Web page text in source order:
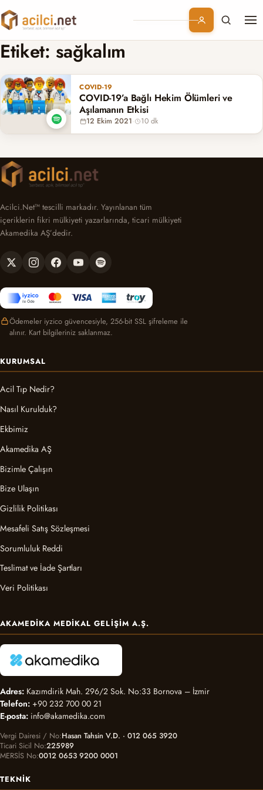
Branşlar
Konular
Kurumsal
Etiket: sağkalım
COVID-19
COVID-19’a Bağlı Hekim Ölümleri ve
Aşılamanın Etkisi
12 Ekim 2021· 10 dk
Acilci.Net™ tescilli markadır. Yayınlanan tüm
içeriklerin fikri mülkiyeti yazarlarında, ticari mülkiyeti
Akamedika AŞ’dedir.
Ödemeler iyzico güvencesiyle, 256-bit SSL şifreleme ile
alınır. Kart bilgileriniz saklanmaz.
KURUMSAL
Acil Tıp Nedir?
Nasıl Kurulduk?
Ekbimiz
Akamedika AŞ
Bizimle Çalışın
Bize Ulaşın
Gizlilik Politikası
Mesafeli Satış Sözleşmesi
Sorumluluk Reddi
Teslimat ve İade Şartları
Veri Politikası
AKAMEDIKA MEDIKAL GELIŞIM A.Ş.
Adres: Kazımdirik Mah. 296/2 Sok. No:33 Bornova – İzmir
Telefon: +90 232 700 00 21
E-posta: info@akamedika.com
Vergi Dairesi / No Hasan Tahsin V.D. · 012 065 3920
Ticari Sicil No 225989
MERSİS No 0012 0653 9200 0001
TEKNIK